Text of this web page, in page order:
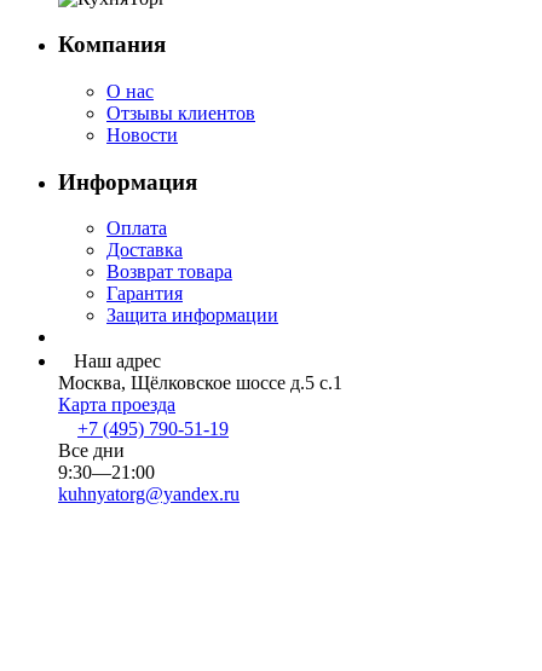
Компания
О нас
Отзывы клиентов
Новости
Информация
Оплата
Доставка
Возврат товара
Гарантия
Защита информации
Наш адрес
Москва, Щёлковское шоссе д.5 с.1
Карта проезда
+7 (495) 790-51-19
Все дни
9:30—21:00
kuhnyatorg@yandex.ru